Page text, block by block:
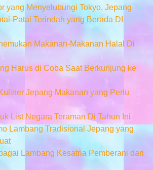
yang Menyelubungi Tokyo, Jepang
Patai Terindah yang Berada DI
Makanan-Makanan Halal Di
Harus di Coba Saat Berkunjung ke
Jepang Makanan yang Perlu
List Negara Teraman Di Tahun Ini
Lambang Tradisional Jepang yang
Lambang Kesatria Pemberani dari